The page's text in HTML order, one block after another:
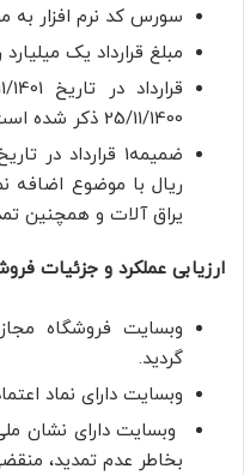
سورس کد نرم افزار به
مبلغ قرارداد یک
25/11/1400 ذکر شده است.
ریال با موضوع اضافه
یراق آلات و همچنین
ارزیابی عملکرد و جزئیات
وبسایت فروشگاه
گردید.
وبسایت دارای نماد
وبسایت دارای نشان
بخاطر عدم تمدید،